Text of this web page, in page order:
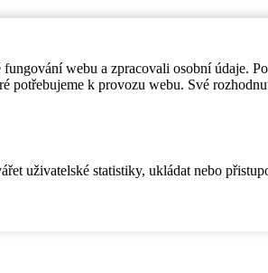
webu a zpracovali osobní údaje.
potřebujeme k provozu webu. Své
uživatelské statistiky, ukládat nebo